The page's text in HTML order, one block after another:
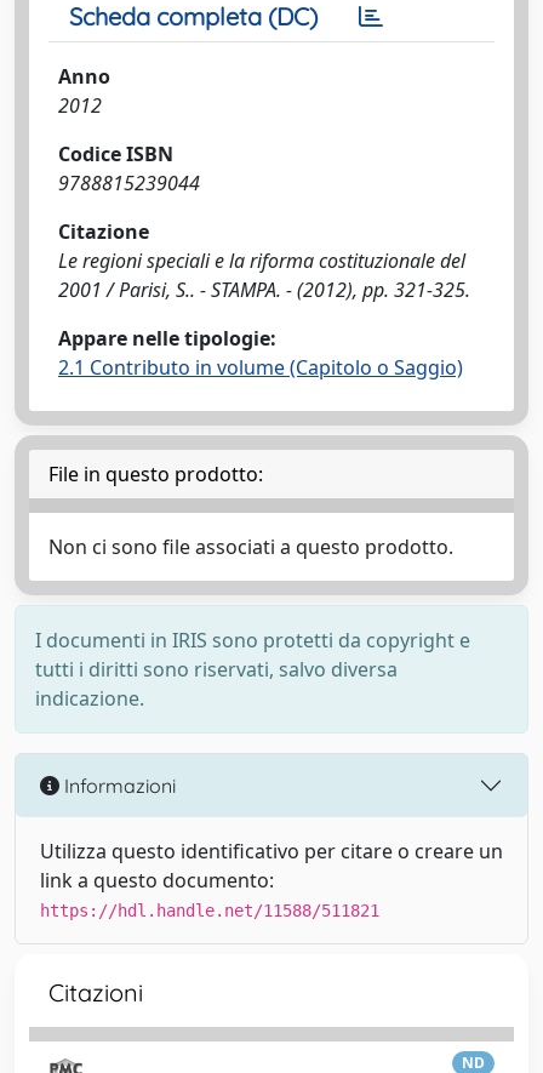
Scheda completa (DC)
Anno
2012
Codice ISBN
9788815239044
Citazione
Le regioni speciali e la riforma costituzionale del
2001 / Parisi, S.. - STAMPA. - (2012), pp. 321-325.
Appare nelle tipologie:
2.1 Contributo in volume (Capitolo o Saggio)
File in questo prodotto:
Non ci sono file associati a questo prodotto.
I documenti in IRIS sono protetti da copyright e
tutti i diritti sono riservati, salvo diversa
indicazione.
Informazioni
Utilizza questo identificativo per citare o creare un
link a questo documento:
https://hdl.handle.net/11588/511821
Citazioni
ND